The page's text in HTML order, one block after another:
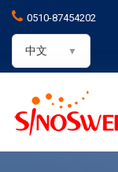
0510-87454202
中文